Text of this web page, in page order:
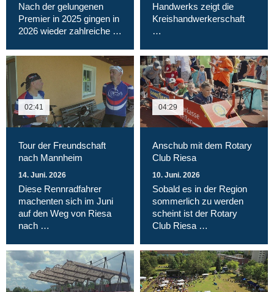
Nach der gelungenen
Premier in 2025 gingen in
2026 wieder zahlreiche …
Handwerks zeigt die
Kreishandwerkerschaft
…
02:41
Tour der Freundschaft
nach Mannheim
14. Juni. 2026
Diese Rennradfahrer
machenten sich im Juni
auf den Weg von Riesa
nach …
04:29
Anschub mit dem Rotary
Club Riesa
10. Juni. 2026
Sobald es in der Region
sommerlich zu werden
scheint ist der Rotary
Club Riesa …